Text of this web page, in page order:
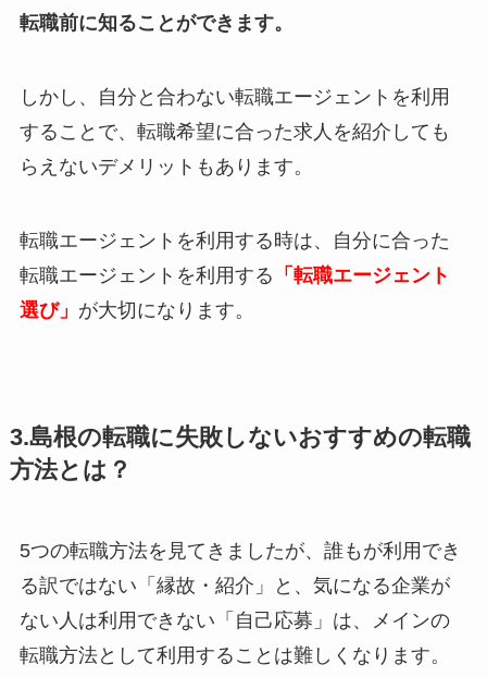
転職前に知ることができます。
しかし、自分と合わない転職エージェントを利用
することで、転職希望に合った求人を紹介しても
らえないデメリットもあります。
転職エージェントを利用する時は、自分に合った
転職エージェントを利用する 「転職エージェント
選び」 が大切になります。
3.島根の転職に失敗しないおすすめの転職
方法とは？
5つの転職方法を見てきましたが、誰もが利用でき
る訳ではない「縁故・紹介」と、気になる企業が
ない人は利用できない「自己応募」は、メインの
転職方法として利用することは難しくなります。